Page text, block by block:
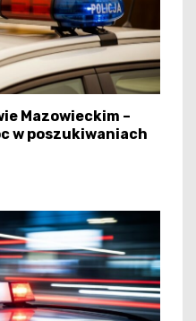
Mazowieckim –
w poszukiwaniach